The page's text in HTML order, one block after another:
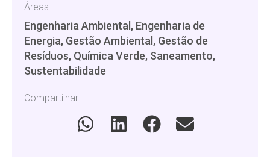
Áreas
Engenharia Ambiental, Engenharia de
Energia, Gestão Ambiental, Gestão de
Resíduos, Química Verde, Saneamento,
Sustentabilidade
Compartilhar